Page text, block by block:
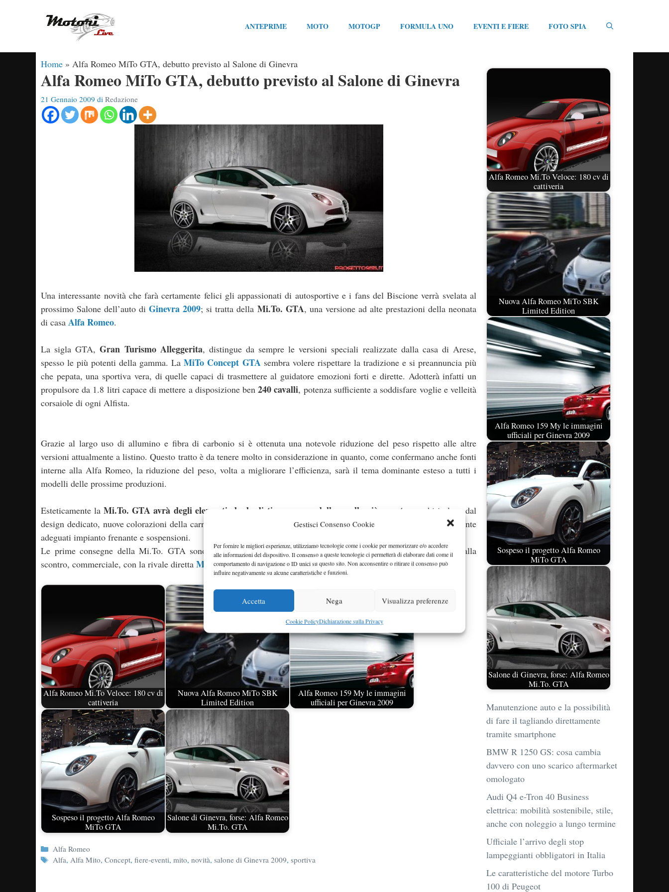
Gestisci Consenso Cookie
Per fornire le migliori esperienze, utilizziamo tecnologie come i cookie per memorizzare e/o accedere
alle informazioni del dispositivo. Il consenso a queste tecnologie ci permetterà di elaborare dati come il
comportamento di navigazione o ID unici su questo sito. Non acconsentire o ritirare il consenso può
influire negativamente su alcune caratteristiche e funzioni.
Accetta Nega Visualizza preferenze
Cookie PolicyDichiarazione sulla Privacy
ANTEPRIME MOTO MOTOGP FORMULA UNO EVENTI E FIERE FOTO SPIA
Home » Alfa Romeo MiTo GTA, debutto previsto al Salone di Ginevra
Alfa Romeo MiTo GTA, debutto previsto al Salone di Ginevra
21 Gennaio 2009 di Redazione
Una interessante novità che farà certamente felici gli appassionati di autosportive e i fans del Biscione verrà svelata al
prossimo Salone dell’auto diGinevra 2009; si tratta della Mi.To. GTA, una versione ad alte prestazioni della neonata
di casa Alfa Romeo.
La sigla GTA,Gran Turismo Alleggerita, distingue da sempre le versioni speciali realizzate dalla casa di Arese,
spesso le più potenti della gamma. LaMiTo Concept GTAsembra volere rispettare la tradizione e si preannuncia più
che pepata, una sportiva vera, di quelle capaci di trasmettere al guidatore emozioni forti e dirette. Adotterà infatti un
propulsore da 1.8 litri capace di mettere a disposizione ben240 cavalli, potenza sufficiente a soddisfare voglie e velleità
corsaiole di ogni Alfista.
Grazie al largo uso di allumino e fibra di carbonio si è ottenuta una notevole riduzione del peso rispetto alle altre
versioni attualmente a listino. Questo tratto è da tenere molto in considerazione in quanto, come confermano anche fonti
interne alla Alfa Romeo, la riduzione del peso, volta a migliorare l’efficienza, sarà il tema dominante esteso a tutti i
modelli delle prossime produzioni.
Esteticamente laMi.To. GTA avrà degli elementi che la distingueranno dalle sorelle più pacate
, cerchi in lega dal
design dedicato, nuove colorazioni della carrozzeria e magari qualche accorgimento aerodinamico; saranno ovviamente
adeguati impianto frenante e sospensioni.
Le prime consegne della Mi.To. GTA sono previste per l’estate 2009 e certamente sarà interessante assistere alla
scontro, commerciale, con la rivale diretta Mini Cooper.
Alfa Romeo Mi.To Veloce: 180 cv di
cattiveria
Nuova Alfa Romeo MiTo SBK
Limited Edition
Alfa Romeo 159 My le immagini
ufficiali per Ginevra 2009
Sospeso il progetto Alfa Romeo
MiTo GTA
Salone di Ginevra, forse: Alfa Romeo
Mi.To. GTA
Categorie
Alfa Romeo
Tag
Alfa,Alfa Mito,Concept,fiere-eventi,mito,novità,salone di Ginevra 2009,sportiva
Alfa Romeo Mi.To Veloce: 180 cv di
cattiveria
Nuova Alfa Romeo MiTo SBK
Limited Edition
Alfa Romeo 159 My le immagini
ufficiali per Ginevra 2009
Sospeso il progetto Alfa Romeo
MiTo GTA
Salone di Ginevra, forse: Alfa Romeo
Mi.To. GTA
Manutenzione auto e la possibilità
di fare il tagliando direttamente
tramite smartphone
BMW R 1250 GS: cosa cambia
davvero con uno scarico aftermarket
omologato
Audi Q4 e-Tron 40 Business
elettrica: mobilità sostenibile, stile,
anche con noleggio a lungo termine
Ufficiale l’arrivo degli stop
lampeggianti obbligatori in Italia
Le caratteristiche del motore Turbo
100 di Peugeot